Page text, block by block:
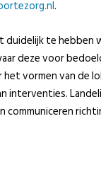
.
duidelijk te hebben
deze voor
vormen van de
interventies.
communiceren